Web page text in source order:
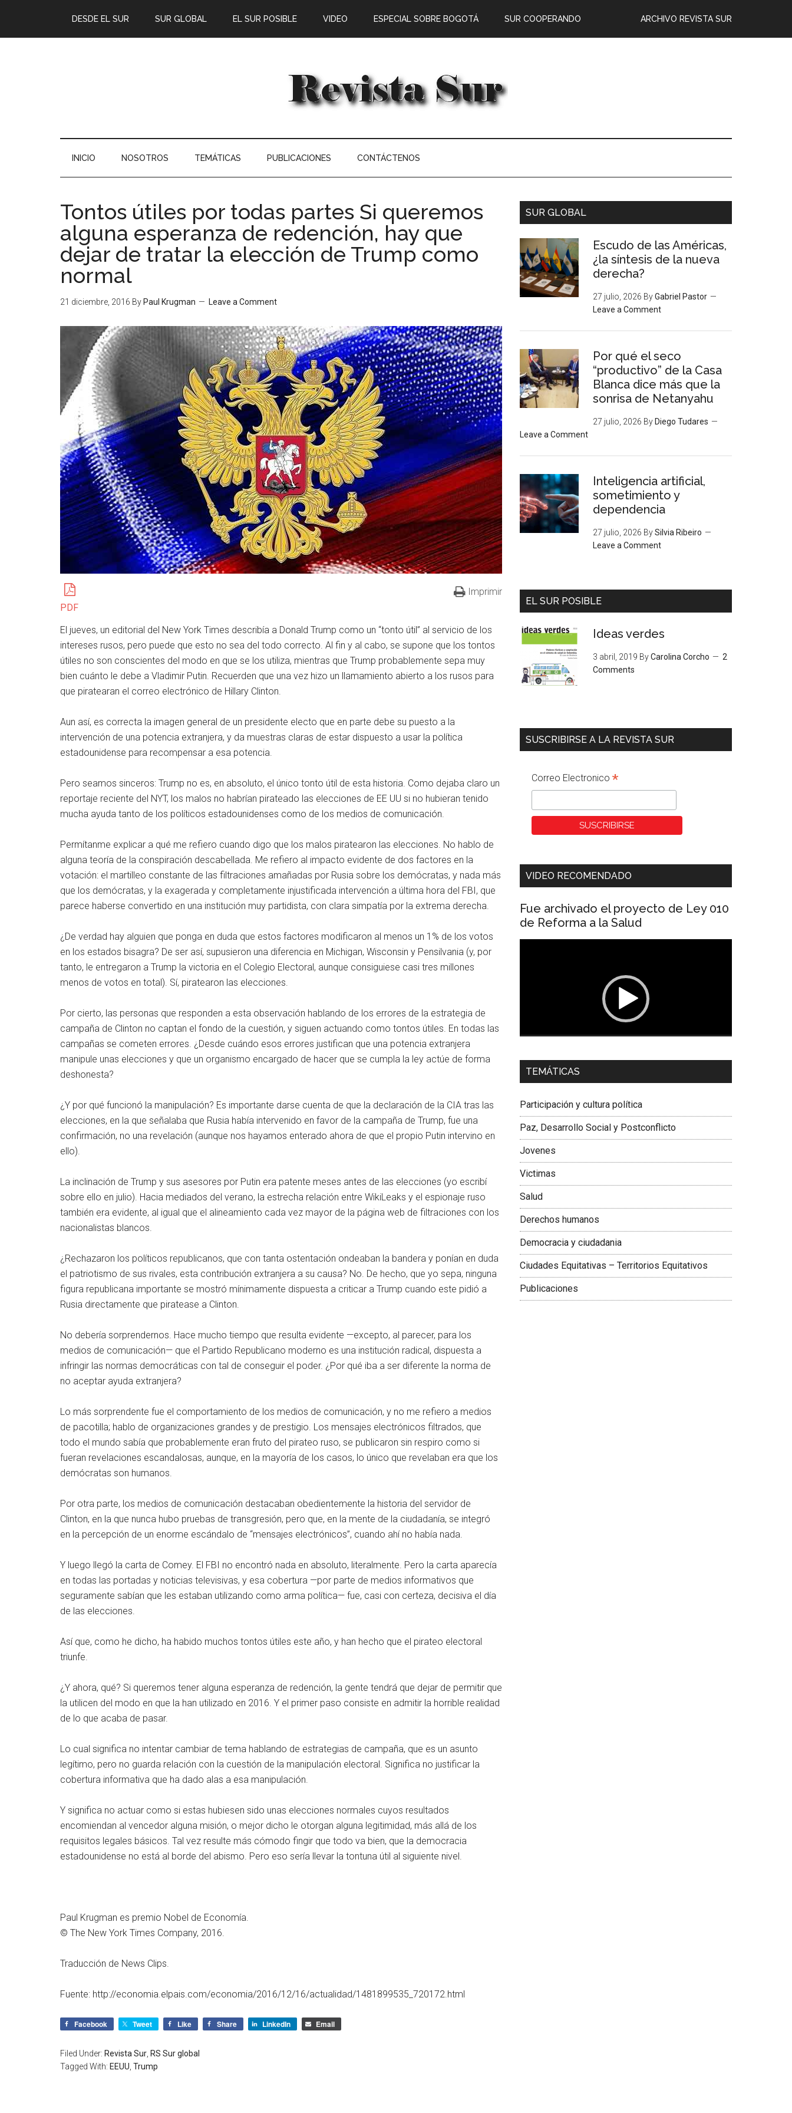
DESDE EL SUR SUR GLOBAL EL SUR POSIBLE ARCHIVO REVISTA SUR
VIDEO ESPECIAL SOBRE BOGOTÁ SUR COOPERANDO
INICIO NOSOTROS TEMÁTICAS PUBLICACIONES CONTÁCTENOS
Tontos útiles por todas partes Si queremos
alguna esperanza de redención, hay que
dejar de tratar la elección de Trump como
normal
21 diciembre, 2016 By Paul Krugman Leave a Comment
PDF
Imprimir
El jueves, un editorial del New York Times describía a Donald Trump como un “tonto útil” al servicio de los
intereses rusos, pero puede que esto no sea del todo correcto. Al fin y al cabo, se supone que los tontos
útiles no son conscientes del modo en que se los utiliza, mientras que Trump probablemente sepa muy
bien cuánto le debe a Vladimir Putin. Recuerden que una vez hizo un llamamiento abierto a los rusos para
que piratearan el correo electrónico de Hillary Clinton.
Aun así, es correcta la imagen general de un presidente electo que en parte debe su puesto a la
intervención de una potencia extranjera, y da muestras claras de estar dispuesto a usar la política
estadounidense para recompensar a esa potencia.
Pero seamos sinceros: Trump no es, en absoluto, el único tonto útil de esta historia. Como dejaba claro un
reportaje reciente del NYT, los malos no habrían pirateado las elecciones de EE UU si no hubieran tenido
mucha ayuda tanto de los políticos estadounidenses como de los medios de comunicación.
Permítanme explicar a qué me refiero cuando digo que los malos piratearon las elecciones. No hablo de
alguna teoría de la conspiración descabellada. Me refiero al impacto evidente de dos factores en la
votación: el martilleo constante de las filtraciones amañadas por Rusia sobre los demócratas, y nada más
que los demócratas, y la exagerada y completamente injustificada intervención a última hora del FBI, que
parece haberse convertido en una institución muy partidista, con clara simpatía por la extrema derecha.
¿De verdad hay alguien que ponga en duda que estos factores modificaron al menos un 1% de los votos
en los estados bisagra? De ser así, supusieron una diferencia en Michigan, Wisconsin y Pensilvania (y, por
tanto, le entregaron a Trump la victoria en el Colegio Electoral, aunque consiguiese casi tres millones
menos de votos en total). Sí, piratearon las elecciones.
Por cierto, las personas que responden a esta observación hablando de los errores de la estrategia de
campaña de Clinton no captan el fondo de la cuestión, y siguen actuando como tontos útiles. En todas las
campañas se cometen errores. ¿Desde cuándo esos errores justifican que una potencia extranjera
manipule unas elecciones y que un organismo encargado de hacer que se cumpla la ley actúe de forma
deshonesta?
¿Y por qué funcionó la manipulación? Es importante darse cuenta de que la declaración de la CIA tras las
elecciones, en la que señalaba que Rusia había intervenido en favor de la campaña de Trump, fue una
confirmación, no una revelación (aunque nos hayamos enterado ahora de que el propio Putin intervino en
ello).
La inclinación de Trump y sus asesores por Putin era patente meses antes de las elecciones (yo escribí
sobre ello en julio). Hacia mediados del verano, la estrecha relación entre WikiLeaks y el espionaje ruso
también era evidente, al igual que el alineamiento cada vez mayor de la página web de filtraciones con los
nacionalistas blancos.
¿Rechazaron los políticos republicanos, que con tanta ostentación ondeaban la bandera y ponían en duda
el patriotismo de sus rivales, esta contribución extranjera a su causa? No. De hecho, que yo sepa, ninguna
figura republicana importante se mostró mínimamente dispuesta a criticar a Trump cuando este pidió a
Rusia directamente que piratease a Clinton.
No debería sorprendernos. Hace mucho tiempo que resulta evidente —excepto, al parecer, para los
medios de comunicación— que el Partido Republicano moderno es una institución radical, dispuesta a
infringir las normas democráticas con tal de conseguir el poder. ¿Por qué iba a ser diferente la norma de
no aceptar ayuda extranjera?
Lo más sorprendente fue el comportamiento de los medios de comunicación, y no me refiero a medios
de pacotilla; hablo de organizaciones grandes y de prestigio. Los mensajes electrónicos filtrados, que
todo el mundo sabía que probablemente eran fruto del pirateo ruso, se publicaron sin respiro como si
fueran revelaciones escandalosas, aunque, en la mayoría de los casos, lo único que revelaban era que los
demócratas son humanos.
Por otra parte, los medios de comunicación destacaban obedientemente la historia del servidor de
Clinton, en la que nunca hubo pruebas de transgresión, pero que, en la mente de la ciudadanía, se integró
en la percepción de un enorme escándalo de “mensajes electrónicos”, cuando ahí no había nada.
Y luego llegó la carta de Comey. El FBI no encontró nada en absoluto, literalmente. Pero la carta aparecía
en todas las portadas y noticias televisivas, y esa cobertura —por parte de medios informativos que
seguramente sabían que les estaban utilizando como arma política— fue, casi con certeza, decisiva el día
de las elecciones.
Así que, como he dicho, ha habido muchos tontos útiles este año, y han hecho que el pirateo electoral
triunfe.
¿Y ahora, qué? Si queremos tener alguna esperanza de redención, la gente tendrá que dejar de permitir que
la utilicen del modo en que la han utilizado en 2016. Y el primer paso consiste en admitir la horrible realidad
de lo que acaba de pasar.
Lo cual significa no intentar cambiar de tema hablando de estrategias de campaña, que es un asunto
legítimo, pero no guarda relación con la cuestión de la manipulación electoral. Significa no justificar la
cobertura informativa que ha dado alas a esa manipulación.
Y significa no actuar como si estas hubiesen sido unas elecciones normales cuyos resultados
encomiendan al vencedor alguna misión, o mejor dicho le otorgan alguna legitimidad, más allá de los
requisitos legales básicos. Tal vez resulte más cómodo fingir que todo va bien, que la democracia
estadounidense no está al borde del abismo. Pero eso sería llevar la tontuna útil al siguiente nivel.
Paul Krugman es premio Nobel de Economía.
© The New York Times Company, 2016.
Traducción de News Clips.
Fuente: http://economia.elpais.com/economia/2016/12/16/actualidad/1481899535_720172.html
Facebook Tweet Like Share LinkedIn Email
Filed Under: Revista Sur RS Sur global
Tagged With: EEUU Trump
SUR GLOBAL
Escudo de las Américas,
¿la síntesis de la nueva
derecha?
27 julio, 2026 ByGabriel Pastor
Leave a Comment
Por qué el seco
“productivo” de la Casa
Blanca dice más que la
sonrisa de Netanyahu
27 julio, 2026 By Diego Tudares
Leave a Comment
Inteligencia artificial,
sometimiento y
dependencia
27 julio, 2026 BySilvia Ribeiro
Leave a Comment
EL SUR POSIBLE
Ideas verdes
3 abril, 2019 ByCarolina Corcho
2
Comments
SUSCRIBIRSE A LA REVISTA SUR
Correo Electronico *
VIDEO RECOMENDADO
Fue archivado el proyecto de Ley 010
de Reforma a la Salud
Dra. Carolina Corcho Mejía,
Latinoamericana Sur, Vicepresidenta Federación
TEMÁTICAS
Participación y cultura política
Paz, Desarrollo Social y Postconflicto
Jovenes
Victimas
Salud
Derechos humanos
Democracia y ciudadania
Ciudades Equitativas – Territorios Equitativos
Publicaciones